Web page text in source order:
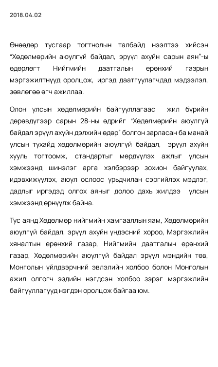
2018.04.02
Өнөөдөр тусгаар тогтнолын талбайд нээлтээ хийсэн
“Хөдөлмөрийн аюулгүй байдал, эрүүл ахуйн сарын аян”-ы
өдөрлөгт Нийгмийн даатгалын ерөнхий газрын
мэргэжилтнүүд оролцож, иргэд даатгуулагчдад мэдээлэл,
зөвлөгөө өгч ажиллаа.
Олон улсын хөдөлмөрийн байгууллагаас жил бүрийн
дөрөвдүгээр сарын 28-ны өдрийг “Хөдөлмөрийн аюулгүй
байдал эрүүл ахуйн дэлхийн өдөр” болгон зарласан ба манай
улсын тухайд хөдөлмөрийн аюулгүй байдал, эрүүл ахуйн
хууль тогтоомж, стандартыг мөрдүүлэх ажлыг улсын
хэмжээнд шинэлэг арга хэлбэрээр зохион байгуулах,
идэвхижүүлэх, аюул ослоос урьдчилан сэргийлэх мэдлэг,
дадлыг иргэдэд олгох аяныг долоо дахь жилдээ улсын
хэмжээнд өрнүүлж байна.
Тус аянд Хөдөлмөр нийгмийн хамгааллын яам, Хөдөлмөрийн
аюулгүй байдал, эрүүл ахуйн үндэсний хороо, Мэргэжлийн
хяналтын ерөнхий газар, Нийгмийн даатгалын ерөнхий
газар, Хөдөлмөрийн аюулгүй байдал эрүүл мэндийн төв,
Монголын үйлдвэрчний эвлэлийн холбоо болон Монголын
ажил олгогч эздийн нэгдсэн холбоо зэрэг мэргэжлийн
байгууллагууд нэгдэн оролцож байгаа юм.